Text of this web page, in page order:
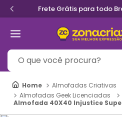
Frete Grátis para todo
O que você procura?
Almofadas Criativas
Almofadas Geek Licenciadas
Almofada 40X40 Injustice